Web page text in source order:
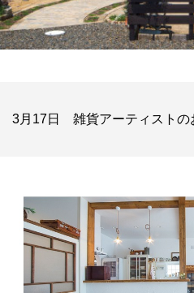
3月17日 雑貨アーティストの